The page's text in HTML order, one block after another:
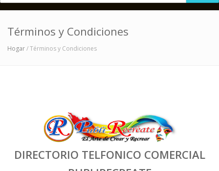
Términos y Condiciones
Hogar/ Términos y Condiciones
DIRECTORIO TELFONICO COMERCIAL